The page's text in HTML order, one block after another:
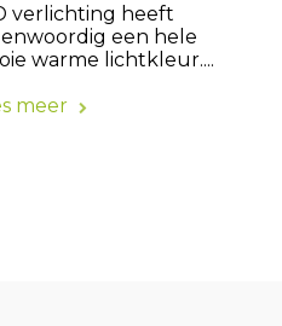
verlichting heeft
een hele
warme lichtkleur....
meer